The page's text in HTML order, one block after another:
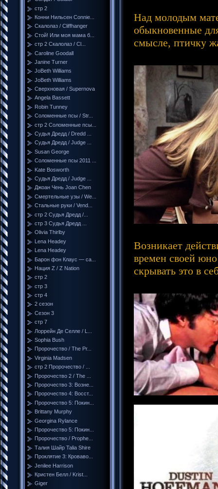
стр 2
Конни Нильсен Connie...
Скалолаз / Cliffhanger
Стой! Или моя мама б...
стр 2 Скалолаз / Cl...
Caroline Goodall
Janine Turner
JoBeth Williams
JoBeth Williams
Сверхновая / Supernova
Angela Bassett
Robin Tunney
Соломенные псы / Str...
стр 2 Соломенные псы...
Судья Дредд / Dredd ...
Судья Дредд / Judge ...
Susan George
Соломенные псы 2011 ...
Kate Bosworth
Судья Дредд / Judge ...
Джоан Чень Joan Chen
Смертельные узы / We...
Стальные руки / Vend...
стр 2 Судья Дредд /...
стр 3 Судья Дредд ...
Olivia Thirlby
Lena Headey
Lena Headey
Барон фон Клаус — са...
Нация Z / Z Nation
стр 2
стр 3
стр 4
2 сезон
Сезон 3
стр 7
Лоррейн Де Селле / L...
Sophia Bush
Пророчество / The Pr...
Virginia Madsen
стр 2 Пророчество / ...
Пророчество 2 / The ...
Пророчество 3: Возне...
Пророчество 4: Восст...
Пророчество 5: Покин...
Brittany Murphy
Georgina Rylance
Пророчество 5: Покин...
Пророчество / Prophe...
Талия Шайр Talia Shire
Проклятие 3: Кроваво...
Jenilee Harrison
Кристен Белл / Krist...
Giger
Над молодым
обыкновенные
смысле, птичку
Возникает
времен своей
скрывать это в